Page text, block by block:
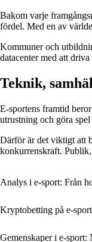
Bakom varje
fördel. Med en av
Kommuner och
datacenter med att
Teknik,
E‑sportens framtid
utrustning och göra
Därför är det viktigt att
konkurrenskraft. Publik,
Analys i e‑sport: Från
Kryptobetting på e-
Gemenskaper i e-sport: